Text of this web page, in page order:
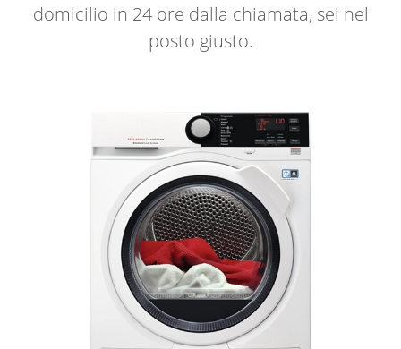
domicilio in 24 ore dalla chiamata, sei nel
posto giusto.